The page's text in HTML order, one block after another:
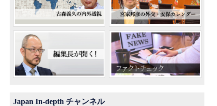
Japan In-depth チャンネル